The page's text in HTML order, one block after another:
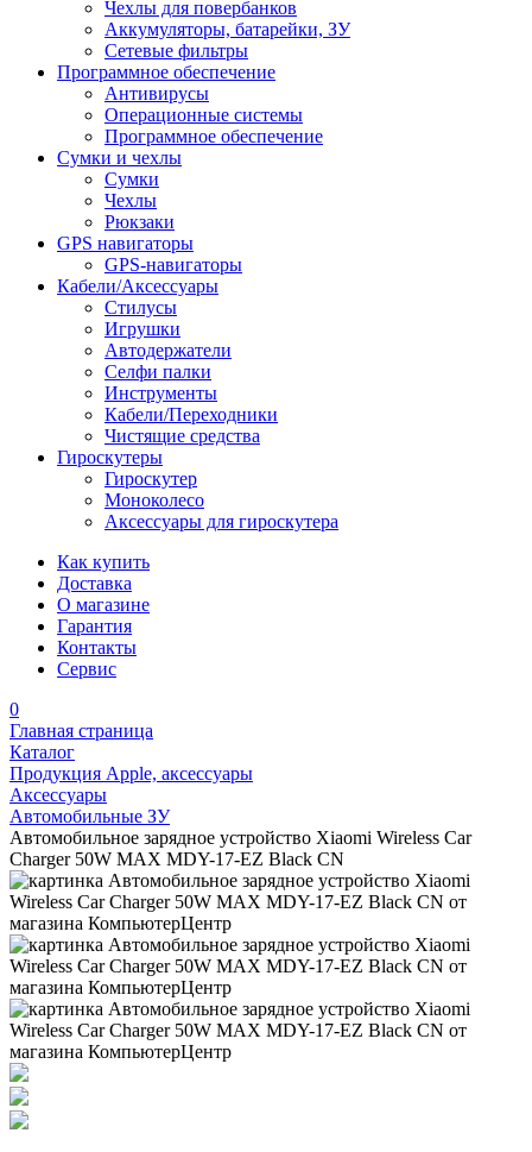
Чехлы для повербанков
Аккумуляторы, батарейки, ЗУ
Сетевые фильтры
Программное обеспечение
Антивирусы
Операционные системы
Программное обеспечение
Сумки и чехлы
Сумки
Чехлы
Рюкзаки
GPS навигаторы
GPS-навигаторы
Кабели/Аксессуары
Стилусы
Игрушки
Автодержатели
Селфи палки
Инструменты
Кабели/Переходники
Чистящие средства
Гироскутеры
Гироскутер
Моноколесо
Аксессуары для гироскутера
Как купить
Доставка
О магазине
Гарантия
Контакты
Сервис
0
Главная страница
Каталог
Продукция Apple, аксессуары
Аксессуары
Автомобильные ЗУ
Автомобильное зарядное устройство Xiaomi Wireless Car
Charger 50W MAX MDY-17-EZ Black CN